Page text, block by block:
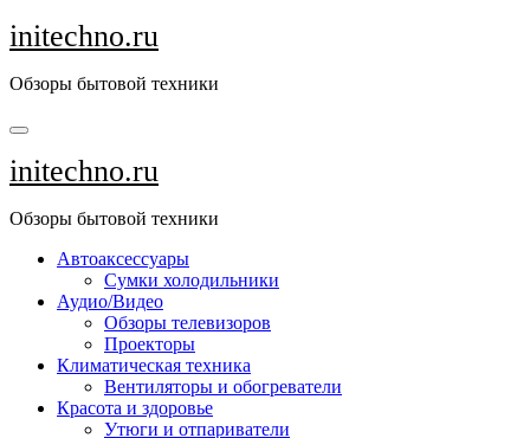
Перейти
к
initechno.ru
Обзоры бытовой техники
initechno.ru
Обзоры бытовой техники
Автоаксессуары
Сумки холодильники
Аудио/Видео
Обзоры телевизоров
Проекторы
Климатическая техника
Вентиляторы и обогреватели
Красота и здоровье
Утюги и отпариватели